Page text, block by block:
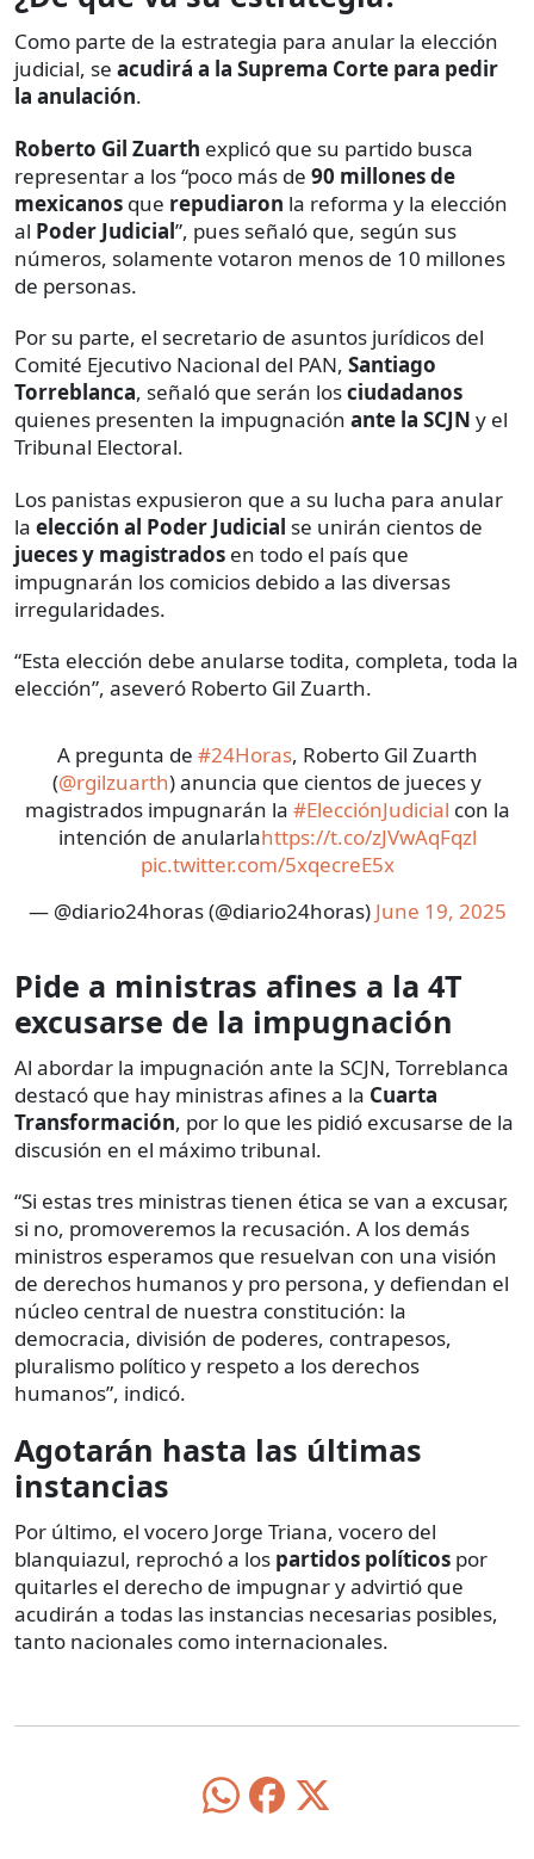
Como parte de la estrategia para anular la elección
judicial, se acudirá a la Suprema Corte para pedir
la anulación.
Roberto Gil Zuarth explicó que su partido busca
representar a los “poco más de 90 millones de
mexicanos que repudiaron la reforma y la elección
al Poder Judicial”, pues señaló que, según sus
números, solamente votaron menos de 10 millones
de personas.
Por su parte, el secretario de asuntos jurídicos del
Comité Ejecutivo Nacional del PAN, Santiago
Torreblanca, señaló que serán losciudadanos
quienes presenten la impugnación ante la SCJN y el
Tribunal Electoral.
Los panistas expusieron que a su lucha para anular
la elección al Poder Judicial se unirán cientos de
jueces y magistrados en todo el país que
impugnarán los comicios debido a las diversas
irregularidades.
“Esta elección debe anularse todita, completa, toda la
elección”, aseveró Roberto Gil Zuarth.
A pregunta de #24Horas, Roberto Gil Zuarth
(@rgilzuarth) anuncia que cientos de jueces y
magistrados impugnarán la #ElecciónJudicial con la
intención de anularlahttps://t.co/zJVwAqFqzl
pic.twitter.com/5xqecreE5x
— @diario24horas (@diario24horas) June 19, 2025
Pide a ministras afines a la 4T
excusarse de la impugnación
Al abordar la impugnación ante la SCJN, Torreblanca
destacó que hay ministras afines a la Cuarta
Transformación, por lo que les pidió excusarse de la
discusión en el máximo tribunal.
“Si estas tres ministras tienen ética se van a excusar,
si no, promoveremos la recusación. A los demás
ministros esperamos que resuelvan con una visión
de derechos humanos y pro persona, y defiendan el
núcleo central de nuestra constitución: la
democracia, división de poderes, contrapesos,
pluralismo político y respeto a los derechos
humanos”, indicó.
Agotarán hasta las últimas
instancias
Por último, el vocero Jorge Triana, vocero del
blanquiazul, reprochó a los partidos políticos por
quitarles el derecho de impugnar y advirtió que
acudirán a todas las instancias necesarias posibles,
tanto nacionales como internacionales.